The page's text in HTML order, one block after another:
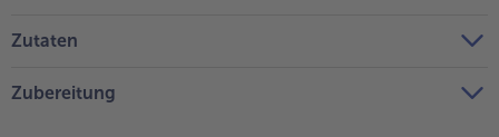
Zutaten
Zubereitung